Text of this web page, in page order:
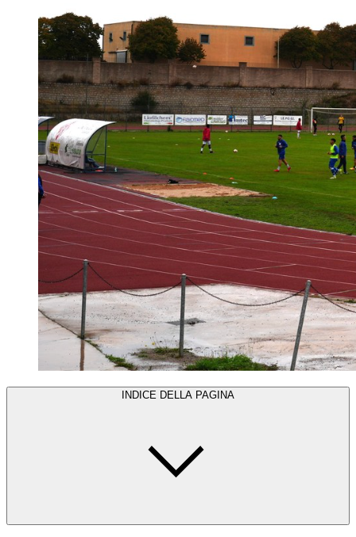
INDICE DELLA PAGINA